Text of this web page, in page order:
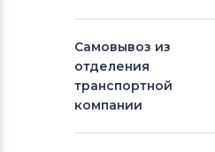
Самовывоз из
отделения
транспортной
компании